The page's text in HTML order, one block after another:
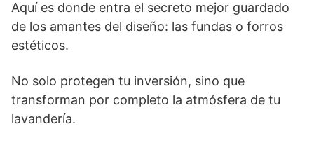
Aquí es donde entra el secreto mejor guardado
de los amantes del diseño: las fundas o forros
estéticos.
No solo protegen tu inversión, sino que
transforman por completo la atmósfera de tu
lavandería.